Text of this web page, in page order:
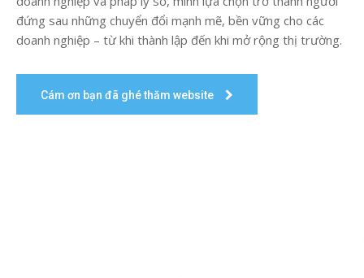
đứng sau những chuyển đổi mạnh mẽ, bền vững cho các
doanh nghiệp – từ khi thành lập đến khi mở rộng thị trường.
Cám ơn bạn đã ghé thăm website